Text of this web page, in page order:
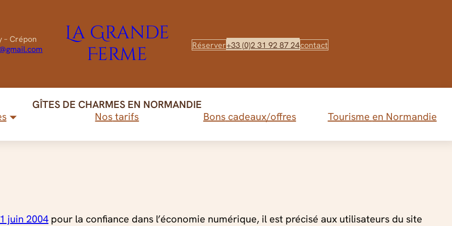
– Crépon
La Grande
Ferme
Réserver+33 (0)2 31 92 87 24contact
GÎTES DE CHARMES EN NORMANDIE
Nos tarifs Bonscadeaux/offres Tourisme en Normandie
juin 2004 pour la confiance dans l’économie numérique, il est précisé aux utilisateurs du site